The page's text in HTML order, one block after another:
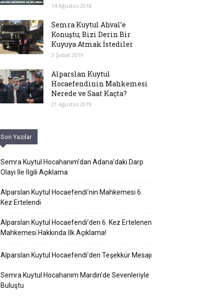
14 Ağustos 2018
Semra Kuytul Ahval’e
Konuştu; Bizi Derin Bir
Kuyuya Atmak İstediler
3 Şubat 2019
Alparslan Kuytul
Hocaefendinin Mahkemesi
Nerede ve Saat Kaçta?
21 Ağustos 2019
Son Yazılar
Semra Kuytul Hocahanım’dan Adana’daki Darp
Olayı İle İlgili Açıklama
Alparslan Kuytul Hocaefendi’nin Mahkemesi 6.
Kez Ertelendi
Alparslan Kuytul Hocaefendi’den 6. Kez Ertelenen
Mahkemesi Hakkında İlk Açıklama!
Alparslan Kuytul Hocaefendi’den Teşekkür Mesajı
Semra Kuytul Hocahanım Mardin’de Sevenleriyle
Buluştu